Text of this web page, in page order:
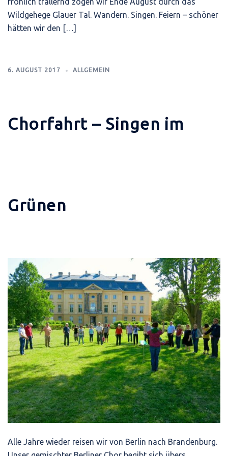
Wildgehege Glauer Tal. Wandern. Singen. Feiern – schöner
hätten wir den […]
6. AUGUST 2017 ALLGEMEIN
Chorfahrt – Singen im
Grünen
Alle Jahre wieder reisen wir von Berlin nach Brandenburg.